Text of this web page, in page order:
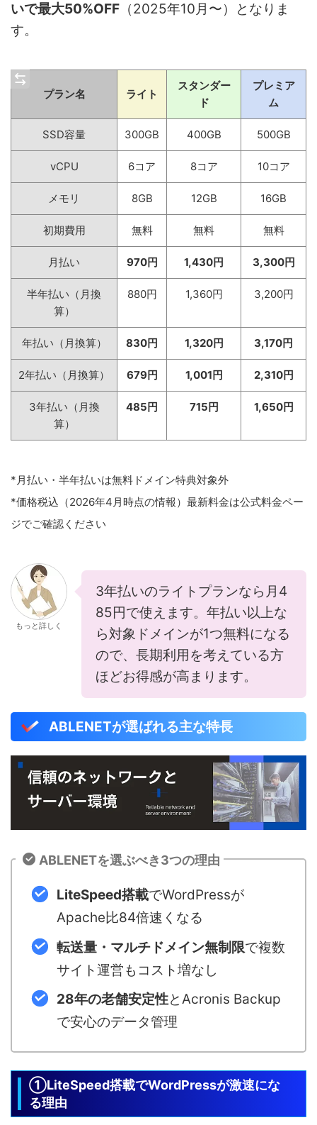
いで最大50%OFF （2025年10月〜）となりま
す。
プラン名 ライト
スタンダー
ド
プレミア
ム
SSD容量 300GB 400GB 500GB
vCPU 6コア 8コア 10コア
メモリ 8GB 12GB 16GB
初期費用 無料 無料 無料
月払い 970円 1,430円 3,300円
半年払い（月換
算）
880円 1,360円 3,200円
年払い（月換算） 830円 1,320円 3,170円
2年払い（月換算） 679円 1,001円 2,310円
3年払い（月換
算）
485円 715円 1,650円
*月払い・半年払いは無料ドメイン特典対象外
*価格税込（2026年4月時点の情報）最新料金は公式料金ペー
ジでご確認ください
もっと詳しく
3年払いのライトプランなら月4
85円で使えます。年払い以上な
ら対象ドメインが1つ無料になる
ので、長期利用を考えている方
ほどお得感が高まります。
ABLENETが選ばれる主な特長
ABLENETを選ぶべき3つの理由
LiteSpeed搭載でWordPressが
Apache比84倍速くなる
転送量・マルチドメイン無制限で複数
サイト運営もコスト増なし
28年の老舗安定性とAcronis Backup
で安心のデータ管理
①LiteSpeed搭載でWordPressが激速にな
る理由